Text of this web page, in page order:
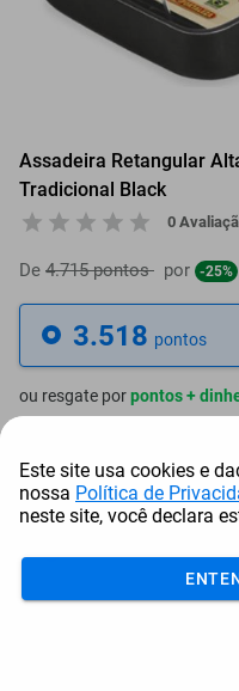
Assadeira Retangular
Tradicional Black
0
De 4.715 pontos por -25%
3.518 pontos
ou resgate porpontos +
2.991 pontos + R$
Este site usa cookies e
nossa Política de
neste site, você declara